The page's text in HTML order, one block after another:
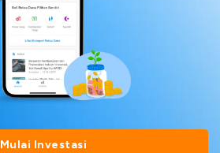
Mulai Investasi